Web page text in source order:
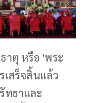
าตุ หรือ 'พระ
เสร็จสิ้นแล้ว
ทธาและ